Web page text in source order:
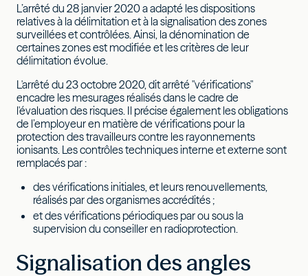
L’arrêté du 28 janvier 2020 a adapté les dispositions
relatives à la délimitation et à la signalisation des zones
surveillées et contrôlées. Ainsi, la dénomination de
certaines zones est modifiée et les critères de leur
délimitation évolue.
L'arrêté du 23 octobre 2020, dit arrêté "vérifications"
encadre les mesurages réalisés dans le cadre de
l'évaluation des risques. Il précise également les obligations
de l’employeur en matière de vérifications pour la
protection des travailleurs contre les rayonnements
ionisants. Les contrôles techniques interne et externe sont
remplacés par :
des vérifications initiales, et leurs renouvellements,
réalisés par des organismes accrédités ;
et des vérifications périodiques par ou sous la
supervision du conseiller en radioprotection.
Signalisation des angles